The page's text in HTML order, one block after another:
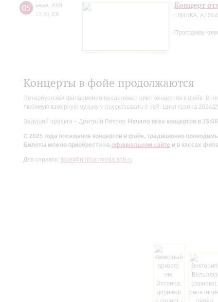
05 июня 2021
15:00 Сб
Концерт
ГЛИНКА,
Программу
Концерты в фойе продолжаются
Петербургская филармония продолжает цикл концертов в фойе. В
любимую камерную музыку и рассказывать о ней. Цикл сезона
Ведущий проекта – Дмитрий Петров. Начало всех концертов в
С 2025 года посещение концертов в фойе, традиционно
Билеты можно приобрести на официальном сайте и в кассах
Для справок: ticket@philharmonia.spb.ru